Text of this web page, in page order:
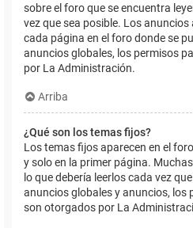
sobre el foro que se encuentra
vez que sea posible. Los
cada página en el foro donde se
anuncios globales, los permisos
por La Administración.
Arriba
¿Qué son los temas fijos?
Los temas fijos aparecen en el
y solo en la primer página.
lo que debería leerlos cada vez
anuncios globales y anuncios, los
son otorgados por La